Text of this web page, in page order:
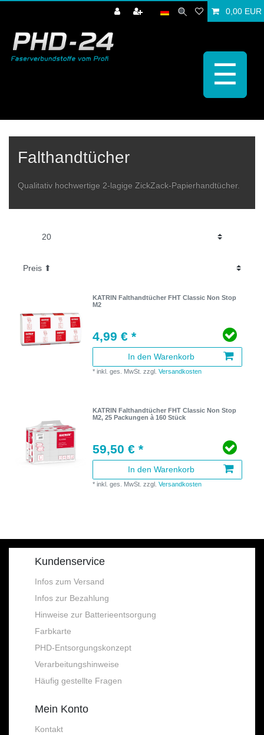
0,00 EUR
☰
Falthandtücher
Qualitativ hochwertige 2-lagige ZickZack-Papierhandtücher.
KATRIN Falthandtücher FHT Classic Non Stop
M2
4,99 € *
In den Warenkorb
*inkl. ges. MwSt. zzgl.Versandkosten
KATRIN Falthandtücher FHT Classic Non Stop
M2, 25 Packungen à 160 Stück
59,50 € *
In den Warenkorb
*inkl. ges. MwSt. zzgl.Versandkosten
Kundenservice
Infos zum Versand
Infos zur Bezahlung
Hinweise zur Batterieentsorgung
Farbkarte
PHD-Entsorgungskonzept
Verarbeitungshinweise
Häufig gestellte Fragen
Mein Konto
Kontakt